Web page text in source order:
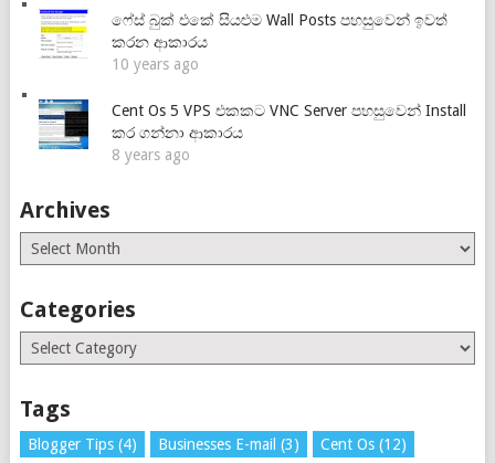
ෆේස් බුක් එකේ සියළුම Wall Posts පහසුවෙන් ඉවත්
කරන ආකාරය
10 years ago
Cent Os 5 VPS එකකට VNC Server පහසුවෙන් Install
කර ගන්නා ආකාරය
8 years ago
Archives
Archives
Categories
Categories
Tags
Blogger Tips(4) Businesses E-mail (3) Cent Os(12)